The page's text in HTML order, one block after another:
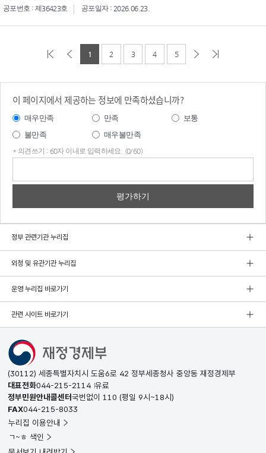
공포번호 : 제36423호
공포일자 : 2026.06.23.
1 2 3 4 5
이 페이지에서 제공하는 정보에 만족하셨습니까?
매우만족 만족
보통
불만족
매우불만족
* 의견쓰기 : 60자 이내로 입력하세요. (0/60)
정부 관련기관 누리집
외청 및 유관기관 누리집
운영 누리집 바로가기
관련 사이트 바로가기
(30112) 세종특별자치시 도움6로 42 정부세종청사 중앙동 재정경제부
대표전화044-215-2114 유료
정부민원안내콜센터국번없이 110 (평일 9시~18시)
FAX044-215-8033
누리집 이용안내
ㄱ~ㅎ 색인